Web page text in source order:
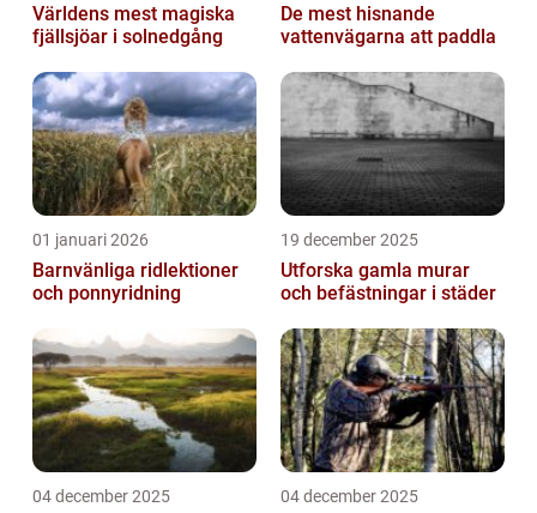
Världens mest magiska
fjällsjöar i solnedgång
De mest hisnande
vattenvägarna att paddla
01 januari 2026
Barnvänliga ridlektioner
och ponnyridning
19 december 2025
Utforska gamla murar
och befästningar i städer
04 december 2025 04 december 2025